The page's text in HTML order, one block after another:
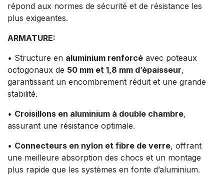
répond aux normes de sécurité et de résistance les
plus exigeantes.
ARMATURE:
• Structure en aluminium renforcé avec poteaux
octogonaux de 50 mm et 1,8 mm d’épaisseur,
garantissant un encombrement réduit et une grande
stabilité.
• Croisillons en aluminium à double chambre,
assurant une résistance optimale.
• Connecteurs en nylon et fibre de verre, offrant
une meilleure absorption des chocs et un montage
plus rapide que les systèmes en fonte d’aluminium.